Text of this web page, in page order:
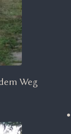
Weg